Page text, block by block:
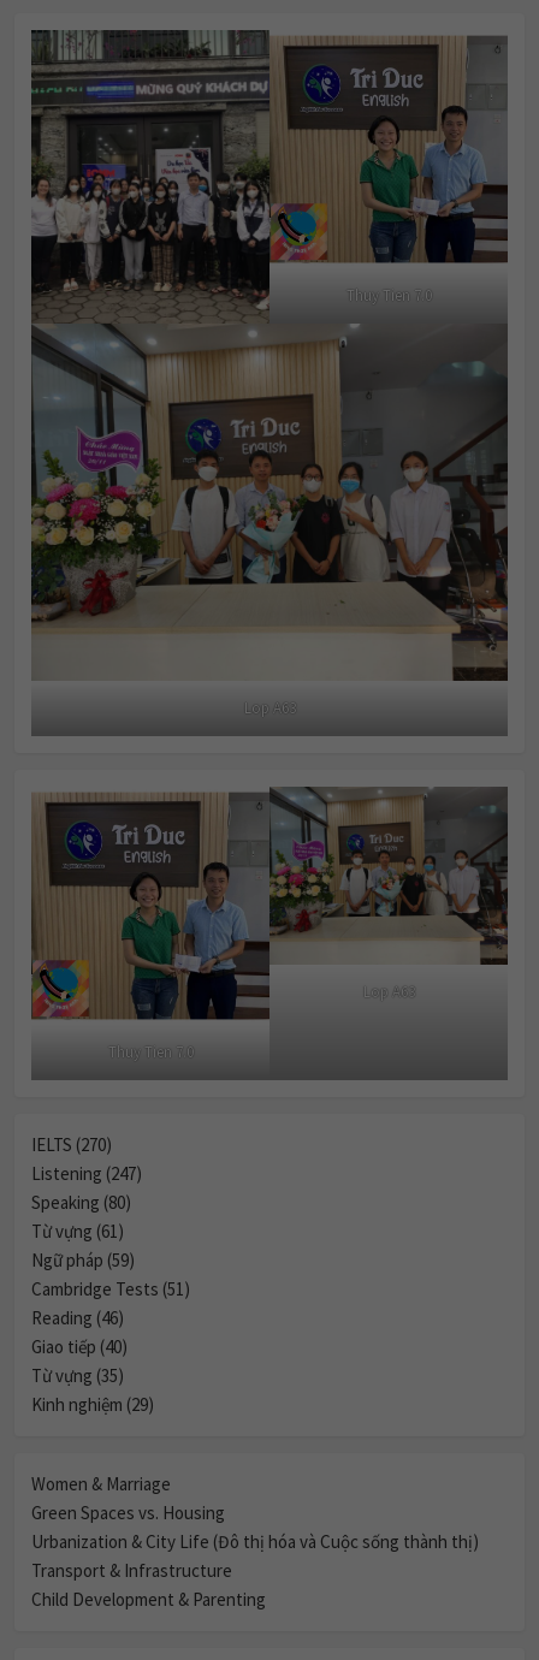
Thuy Tien 7.0
Lop A63
Thuy Tien 7.0
Lop A63
IELTS (270)
Listening (247)
Speaking (80)
Từ vựng (61)
Ngữ pháp (59)
Cambridge Tests (51)
Reading (46)
Giao tiếp (40)
Từ vựng (35)
Kinh nghiệm (29)
Women & Marriage
Green Spaces vs. Housing
Urbanization & City Life (Đô thị hóa và Cuộc sống thành thị)
Transport & Infrastructure
Child Development & Parenting